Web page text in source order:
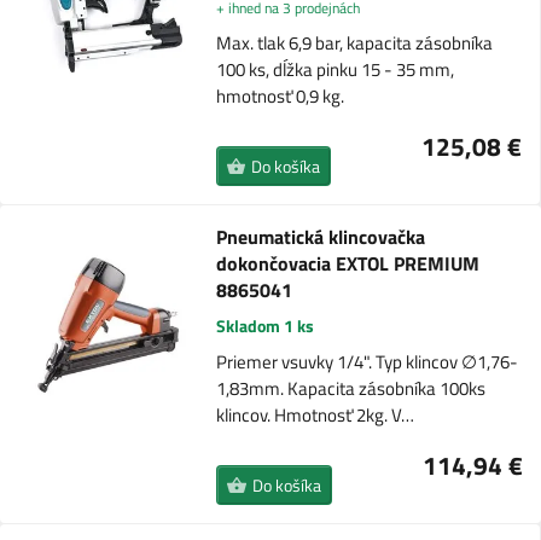
+ ihned na 3 prodejnách
Max. tlak 6,9 bar, kapacita zásobníka
100 ks, dĺžka pinku 15 - 35 mm,
hmotnosť 0,9 kg.
125,08 €
Do košíka
Pneumatická klincovačka
dokončovacia EXTOL PREMIUM
8865041
Skladom 1 ks
Priemer vsuvky 1/4". Typ klincov ∅1,76-
1,83mm. Kapacita zásobníka 100ks
klincov. Hmotnosť 2kg. V…
114,94 €
Do košíka